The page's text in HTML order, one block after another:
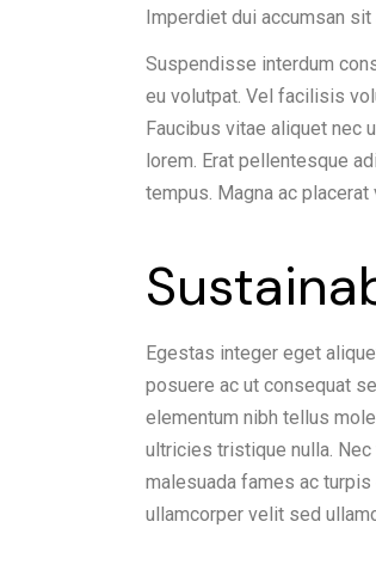
Imperdiet dui accumsan
Suspendisse interdum
eu volutpat. Vel facilisis
Faucibus vitae aliquet nec
lorem. Erat pellentesque
tempus. Magna ac
Egestas integer eget
posuere ac ut consequat
elementum nibh tellus
ultricies tristique nulla.
malesuada fames ac
ullamcorper velit sed